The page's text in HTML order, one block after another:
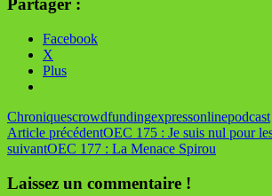
Partager :
Facebook
X
Plus
Chroniquescrowdfundingexpressonlinepodcast
Navigation
des
articles
Article précédentOEC 175 : Je suis nul pour
suivantOEC 177 : La Menace Spirou
Laissez un commentaire !